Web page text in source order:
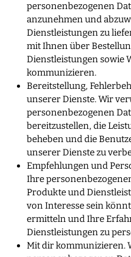
personenbezogenen
anzunehmen und
Dienstleistungen zu
mit Ihnen über
Dienstleistungen sowie
kommunizieren.
Bereitstellung,
unserer Dienste. Wir
personenbezogenen
bereitzustellen, die
beheben und die
unserer Dienste zu
Empfehlungen und
Ihre
Produkte und
von Interesse sein
ermitteln und Ihre
Dienstleistungen zu
Mit dir kommunizieren.